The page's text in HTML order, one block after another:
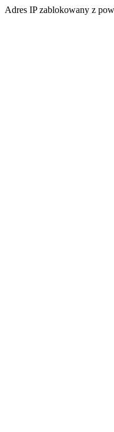
Adres IP zablokowany z